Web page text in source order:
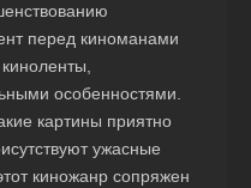
перед киноманами
особенностями.
картины приятно
ужасные
киножанр сопряжен